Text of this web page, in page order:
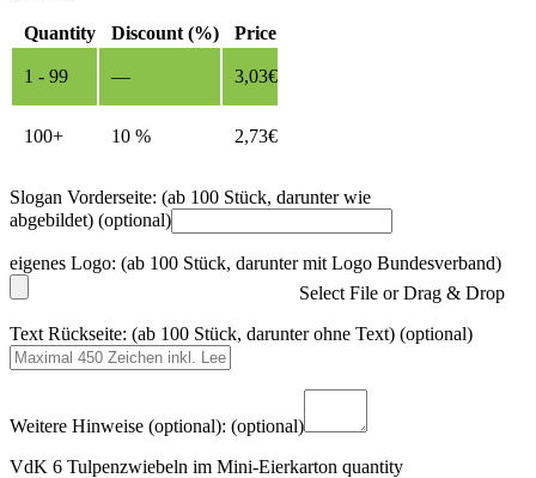
Quantity Discount (%) Price
1 - 99 — 3,03€
100+ 10 % 2,73€
Slogan Vorderseite: (ab 100 Stück, darunter wie
abgebildet) (optional)
eigenes Logo: (ab 100 Stück, darunter mit Logo Bundesverband)
Select File or Drag & Drop
Text Rückseite: (ab 100 Stück, darunter ohne Text) (optional)
Weitere Hinweise (optional): (optional)
VdK 6 Tulpenzwiebeln im Mini-Eierkarton quantity